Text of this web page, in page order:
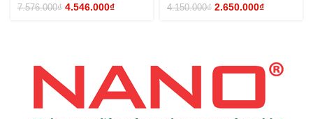
7.576.000₫ Giá gốc là:
4.546.000₫ 4.150.000₫ Giá gốc là:
2.650.000₫